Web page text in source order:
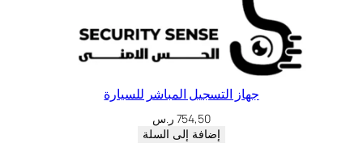
جهاز التسجيل المباشر للسيارة
754,50 ر.س
إضافة إلى السلة